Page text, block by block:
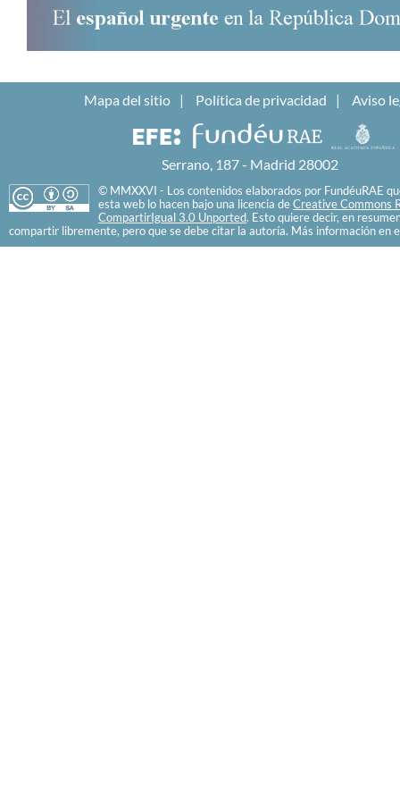
Mapa del sitio Política de privacidad Aviso
Serrano, 187 - Madrid 28002
© MMXXVI - Los contenidos elaborados por FundéuRAE
esta web lo hacen bajo una licencia de Creative Commons
CompartirIgual 3.0 Unported. Esto quiere decir, en
compartir libremente, pero que se debe citar la autoría. Más información en